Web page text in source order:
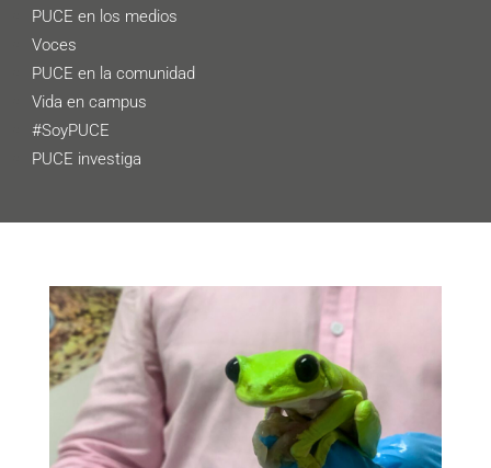
PUCE en los medios
Voces
PUCE en la comunidad
Vida en campus
#SoyPUCE
PUCE investiga